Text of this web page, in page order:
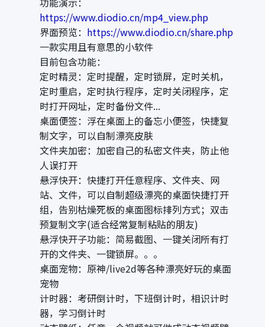
https://www.diodio.cn/mp4_view.php
界面预览： https://www.diodio.cn/share.php
一款实用且有意思的小软件
目前包含功能：
定时精灵：定时提醒，定时锁屏，定时关机，
定时重启，定时执行程序，定时关闭程序，定
时打开网址，定时备份文件...
桌面便签：浮在桌面上的备忘小便签，快捷复
制文字，可以自制漂亮皮肤
文件夹加密：加密自己的私密文件夹，防止他
人误打开
悬浮快开：快捷打开任意程序、文件夹、网
站、文件，可以自制超级漂亮的桌面快捷打开
组，告别枯燥死板的桌面图标排列方式；双击
预复制文字(适合经常复制粘贴的朋友)
悬浮快开子功能：简易截图、一键关闭所有打
开的文件夹、一键锁屏。。。
桌面宠物：原神/live2d等各种漂亮好玩的桌面
宠物
计时器：考研倒计时，下班倒计时，相识计时
器，学习倒计时